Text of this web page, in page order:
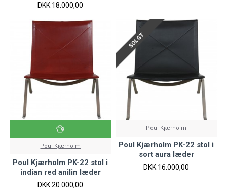
DKK 18.000,00
Poul Kjærholm
Poul Kjærholm PK-22 stol i
indian red anilin læder
DKK 20.000,00
SOLGT
Poul Kjærholm
Poul Kjærholm PK-22 stol i
sort aura læder
DKK 16.000,00